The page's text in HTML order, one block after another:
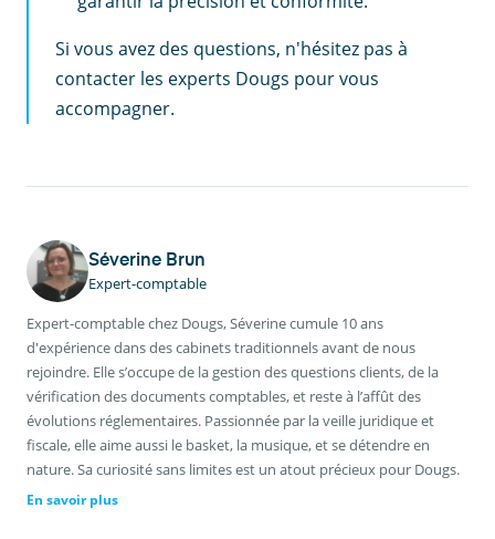
Si vous avez des questions, n'hésitez pas à
contacter les experts Dougs pour vous
accompagner.
Séverine Brun
Expert-comptable
Expert-comptable chez Dougs, Séverine cumule 10 ans
d'expérience dans des cabinets traditionnels avant de nous
rejoindre. Elle s’occupe de la gestion des questions clients, de la
vérification des documents comptables, et reste à l’affût des
évolutions réglementaires. Passionnée par la veille juridique et
fiscale, elle aime aussi le basket, la musique, et se détendre en
nature. Sa curiosité sans limites est un atout précieux pour Dougs.
En savoir plus